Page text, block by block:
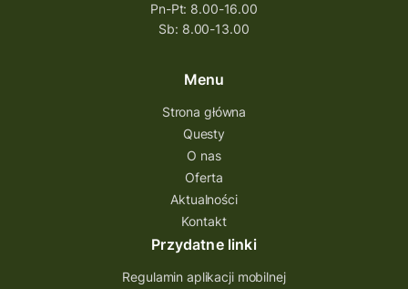
questing wielkopolska
Questing Przecławski
Questing Łódzkie
questing gry terenowe
Quest Świętokrzyskie
quest na szlaku Przygody
Quest Bolestraszyce
Quest Arboretum
Przecław Quest
projekt
Pogórze Dynowskie
Pn-Pt: 8.00-16.00
Sb: 8.00-13.00
Menu
Strona główna
Questy
O nas
Oferta
Aktualności
Kontakt
Przydatne linki
Regulamin aplikacji mobilnej